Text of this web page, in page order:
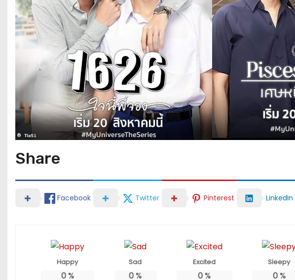
Share
Facebook Twitter Pinterest LinkedIn
Happy
0%
Sad
0%
Excited
0%
Sleepy
0%